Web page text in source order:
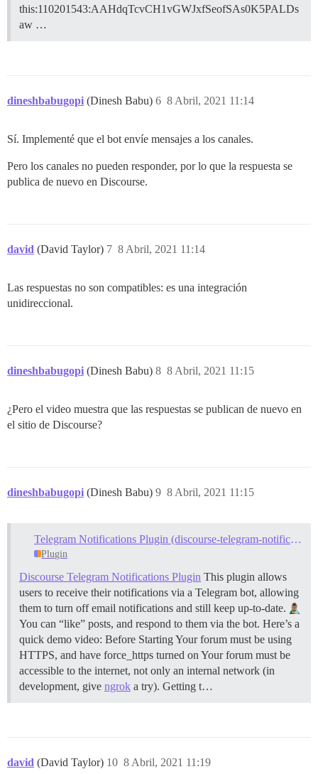
this:110201543:AAHdqTcvCH1vGWJxfSeofSAs0K5PALDs
aw …
dineshbabugopi (Dinesh Babu) 8 Abril, 2021 11:14
6
Sí. Implementé que el bot envíe mensajes a los canales.
Pero los canales no pueden responder, por lo que la respuesta se
publica de nuevo en Discourse.
david (David Taylor) 8 Abril, 2021 11:14
7
Las respuestas no son compatibles: es una integración
unidireccional.
dineshbabugopi (Dinesh Babu) 8 Abril, 2021 11:15
8
¿Pero el video muestra que las respuestas se publican de nuevo en
el sitio de Discourse?
dineshbabugopi (Dinesh Babu) 8 Abril, 2021 11:15
9
Telegram Notifications Plugin (discourse-telegram-notifications)
Plugin
Discourse Telegram Notifications Plugin This plugin allows
users to receive their notifications via a Telegram bot, allowing
them to turn off email notifications and still keep up-to-date.
You can “like” posts, and respond to them via the bot. Here’s a
quick demo video: Before Starting Your forum must be using
HTTPS, and have force_https turned on Your forum must be
accessible to the internet, not only an internal network (in
development, give ngrok a try). Getting t…
david (David Taylor) 8 Abril, 2021 11:19
10